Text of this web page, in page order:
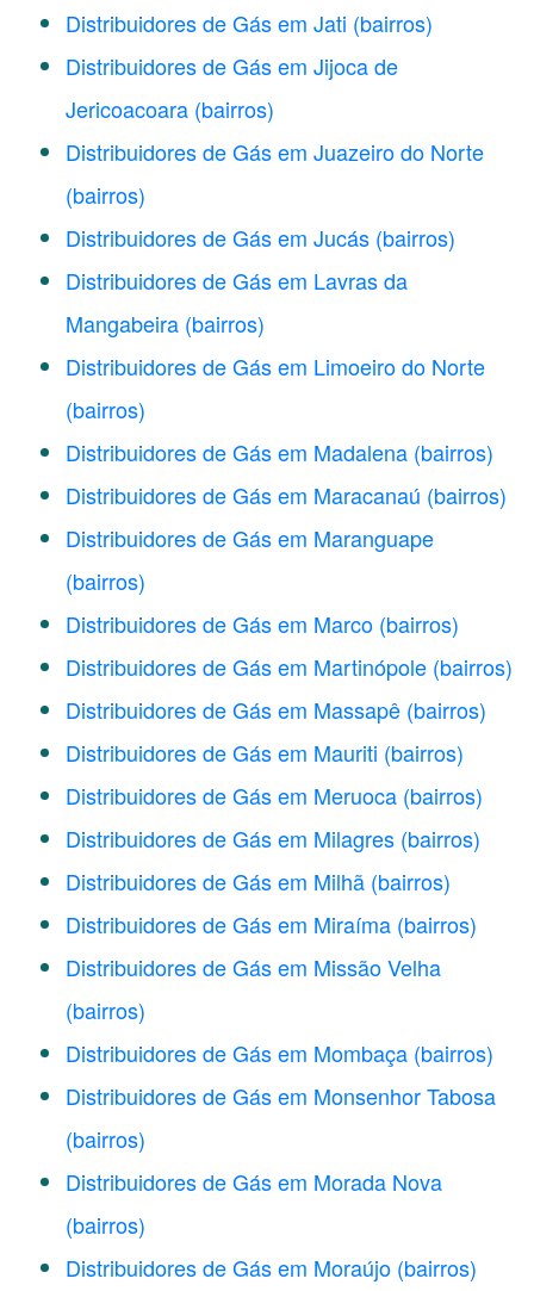
Distribuidores de Gás em Jati (bairros)
Distribuidores de Gás em Jijoca de
Jericoacoara (bairros)
Distribuidores de Gás em Juazeiro do Norte
(bairros)
Distribuidores de Gás em Jucás (bairros)
Distribuidores de Gás em Lavras da
Mangabeira (bairros)
Distribuidores de Gás em Limoeiro do Norte
(bairros)
Distribuidores de Gás em Madalena (bairros)
Distribuidores de Gás em Maracanaú (bairros)
Distribuidores de Gás em Maranguape
(bairros)
Distribuidores de Gás em Marco (bairros)
Distribuidores de Gás em Martinópole (bairros)
Distribuidores de Gás em Massapê (bairros)
Distribuidores de Gás em Mauriti (bairros)
Distribuidores de Gás em Meruoca (bairros)
Distribuidores de Gás em Milagres (bairros)
Distribuidores de Gás em Milhã (bairros)
Distribuidores de Gás em Miraíma (bairros)
Distribuidores de Gás em Missão Velha
(bairros)
Distribuidores de Gás em Mombaça (bairros)
Distribuidores de Gás em Monsenhor Tabosa
(bairros)
Distribuidores de Gás em Morada Nova
(bairros)
Distribuidores de Gás em Moraújo (bairros)